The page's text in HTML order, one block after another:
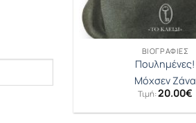
ΒΙΟΓΡΑΦΊΕΣ
Πουλημένες!
Μόχσεν Ζάνα
Τιμή:20.00€